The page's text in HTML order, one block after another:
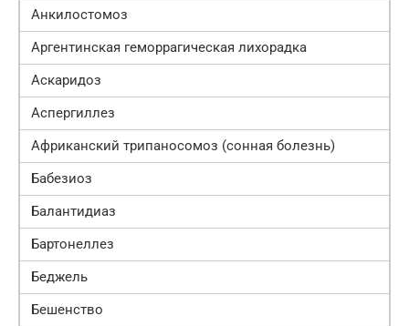
Анкилостомоз
Аргентинская геморрагическая лихорадка
Аскаридоз
Аспергиллез
Африканский трипаносомоз (сонная болезнь)
Бабезиоз
Балантидиаз
Бартонеллез
Беджель
Бешенство